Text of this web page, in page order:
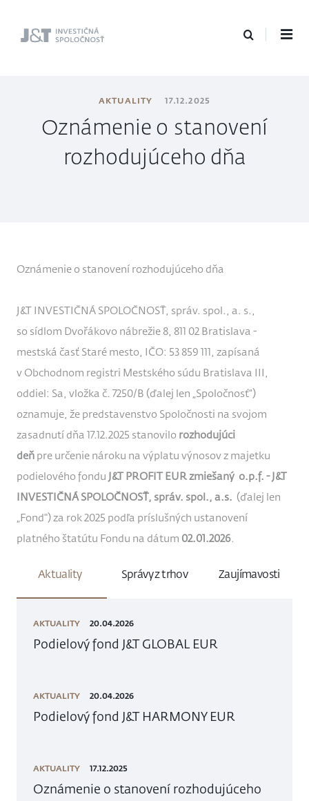
J&T Investičná
AKTUALITY 17.12.2025
Oznámenie o stanovení
rozhodujúceho dňa
Oznámenie o stanovení rozhodujúceho dňa
J&T INVESTIČNÁ SPOLOČNOSŤ, správ. spol., a. s.,
so sídlom Dvořákovo nábrežie 8, 811 02 Bratislava -
mestská časť Staré mesto, IČO: 53 859 111, zapísaná
v Obchodnom registri Mestského súdu Bratislava III,
oddiel: Sa, vložka č. 7250/B (ďalej len „Spoločnosť“)
oznamuje, že predstavenstvo Spoločnosti na svojom
zasadnutí dňa 17.12.2025 stanovilo rozhodujúci
deň pre určenie nároku na výplatu výnosov z majetku
podielového fondu J&T PROFIT EUR zmiešaný o.p.f. - J&T
INVESTIČNÁ SPOLOČNOSŤ, správ. spol., a.s. (ďalej len
„Fond") za rok 2025 podľa príslušných ustanovení
platného štatútu Fondu na dátum 02.01.2026.
Aktuality Správy z trhov Zaujímavosti
AKTUALITY 20.04.2026
Podielový fond J&T GLOBAL EUR
AKTUALITY 20.04.2026
Podielový fond J&T HARMONY EUR
AKTUALITY 17.12.2025
Oznámenie o stanovení rozhodujúceho